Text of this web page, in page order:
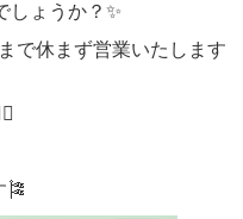
しょうか？✨️
で休まず営業いたします
🎏